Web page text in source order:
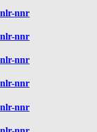
nlr-nnr
nlr-nnr
nlr-nnr
nlr-nnr
nlr-nnr